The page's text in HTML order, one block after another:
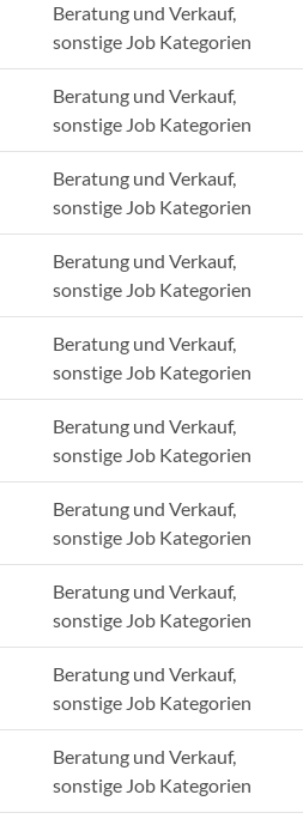
Beratung und Verkauf,
sonstige Job Kategorien
Beratung und Verkauf,
sonstige Job Kategorien
Beratung und Verkauf,
sonstige Job Kategorien
Beratung und Verkauf,
sonstige Job Kategorien
Beratung und Verkauf,
sonstige Job Kategorien
Beratung und Verkauf,
sonstige Job Kategorien
Beratung und Verkauf,
sonstige Job Kategorien
Beratung und Verkauf,
sonstige Job Kategorien
Beratung und Verkauf,
sonstige Job Kategorien
Beratung und Verkauf,
sonstige Job Kategorien